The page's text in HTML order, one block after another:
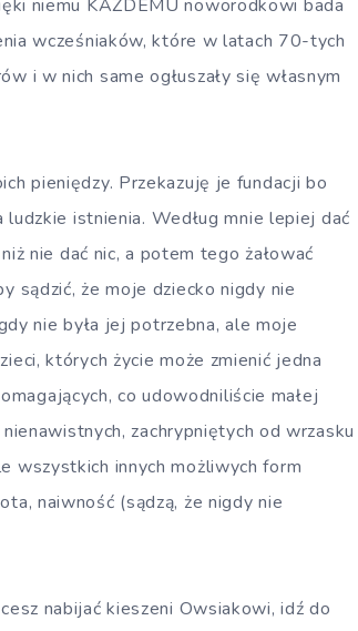
niemu KAŻDEMU noworodkowi bada
wcześniaków, które w latach 70-tych
i w nich same ogłuszały się własnym
pieniędzy. Przekazuję je fundacji bo
istnienia. Według mnie lepiej dać
nie dać nic, a potem tego żałować
sądzić, że moje dziecko nigdy nie
nie była jej potrzebna, ale moje
których życie może zmienić jedna
co udowodniliście małej
zachrypniętych od wrzasku
wszystkich innych możliwych form
naiwność (sądzą, że nigdy nie
nabijać kieszeni Owsiakowi, idź do